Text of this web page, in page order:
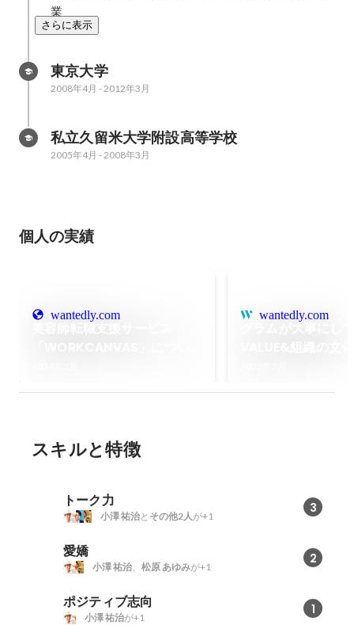
業
さらに表示
東京大学
2008年4月 - 2012年3月
私立久留米大学附設高等学校
2005年4月 - 2008年3月
個人の実績
wantedly.com wantedly.com
スキルと特徴
トーク力 3
小澤 祐治と その他2人が+1
愛嬌 2
小澤 祐治、 松原 あゆみが+1
ポジティブ志向 1
小澤 祐治が+1